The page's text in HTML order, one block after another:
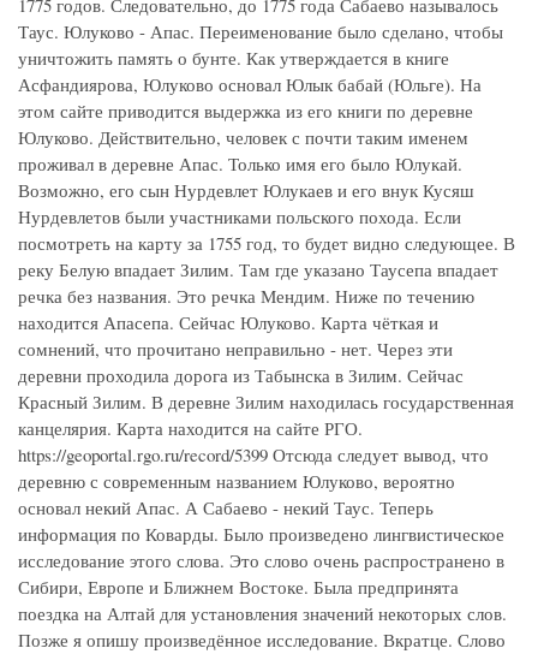
1775 годов. Следовательно, до 1775 года Сабаево называлось
Таус. Юлуково - Апас. Переименование было сделано, чтобы
уничтожить память о бунте. Как утверждается в книге
Асфандиярова, Юлуково основал Юлык бабай (Юльге). На
этом сайте приводится выдержка из его книги по деревне
Юлуково. Действительно, человек с почти таким именем
проживал в деревне Апас. Только имя его было Юлукай.
Возможно, его сын Нурдевлет Юлукаев и его внук Кусяш
Нурдевлетов были участниками польского похода. Если
посмотреть на карту за 1755 год, то будет видно следующее. В
реку Белую впадает Зилим. Там где указано Таусепа впадает
речка без названия. Это речка Мендим. Ниже по течению
находится Апасепа. Сейчас Юлуково. Карта чёткая и
сомнений, что прочитано неправильно - нет. Через эти
деревни проходила дорога из Табынска в Зилим. Сейчас
Красный Зилим. В деревне Зилим находилась государственная
канцелярия. Карта находится на сайте РГО.
https://geoportal.rgo.ru/record/5399 Отсюда следует вывод, что
деревню с современным названием Юлуково, вероятно
основал некий Апас. А Сабаево - некий Таус. Теперь
информация по Коварды. Было произведено лингвистическое
исследование этого слова. Это слово очень распространено в
Сибири, Европе и Ближнем Востоке. Была предпринята
поездка на Алтай для установления значений некоторых слов.
Позже я опишу произведённое исследование. Вкратце. Слово